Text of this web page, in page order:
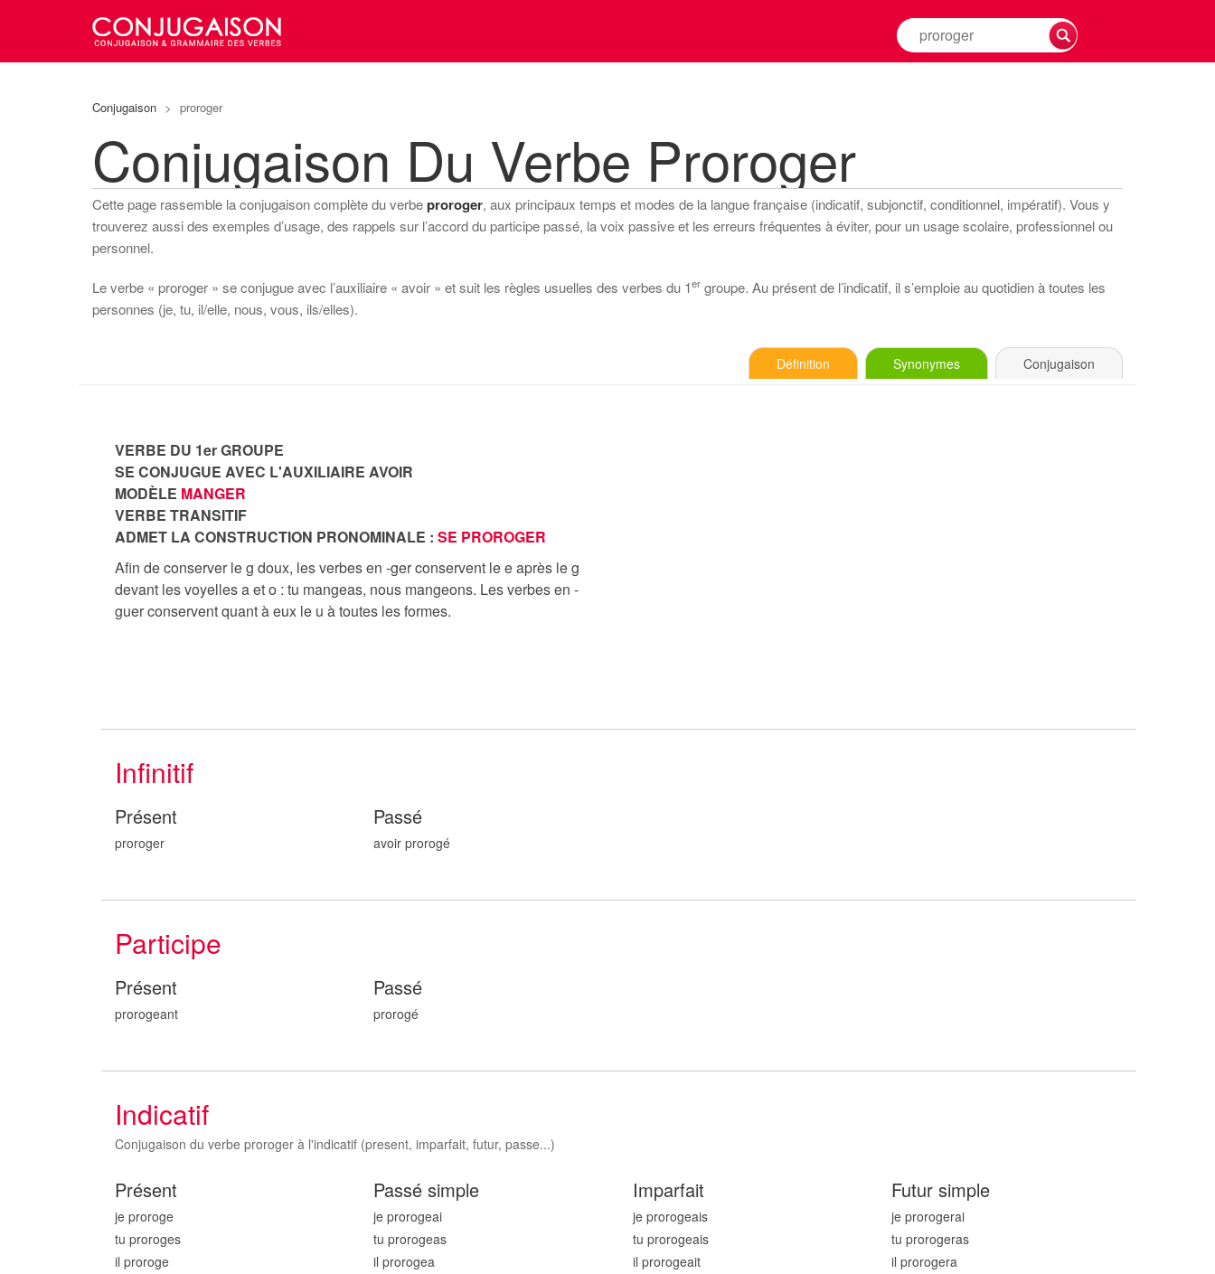
Rechercher
la
Conjugaison > proroger
Conjugaison Du Verbe Proroger
Cette page rassemble la conjugaison complète du verbeproroger, aux principaux temps et modes de la langue française (indicatif, subjonctif, conditionnel, impératif). Vous y
trouverez aussi des exemples d’usage, des rappels sur l’accord du participe passé, la voix passive et les erreurs fréquentes à éviter, pour un usage scolaire, professionnel ou
personnel.
Le verbe « proroger » se conjugue avec l’auxiliaire « avoir » et suit les règles usuelles des verbes du 1er groupe. Au présent de l’indicatif, il s’emploie au quotidien à toutes les
personnes (je, tu, il/elle, nous, vous, ils/elles).
Définition Synonymes Conjugaison
VERBE DU 1er GROUPE
SE CONJUGUE AVEC L'AUXILIAIRE AVOIR
MODÈLE MANGER
VERBE TRANSITIF
ADMET LA CONSTRUCTION PRONOMINALE : SE PROROGER
Afin de conserver le g doux, les verbes en -ger conservent le e après le g
devant les voyelles a et o : tu mangeas, nous mangeons. Les verbes en -
guer conservent quant à eux le u à toutes les formes.
Infinitif
Présent
proroger
Passé
avoir prorogé
Participe
Présent
prorogeant
Passé
prorogé
Indicatif
Conjugaison du verbe proroger à l'indicatif (present, imparfait, futur, passe...)
Présent
je proroge
tu proroges
il proroge
Passé simple
je prorogeai
tu prorogeas
il prorogea
Imparfait
je prorogeais
tu prorogeais
il prorogeait
Futur simple
je prorogerai
tu prorogeras
il prorogera